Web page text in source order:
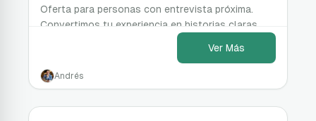
Oferta para personas con entrevista próxima.
Convertimos tu experiencia en historias claras,
estructuradas y orientadas a impacto.
Ver Más
Andrés